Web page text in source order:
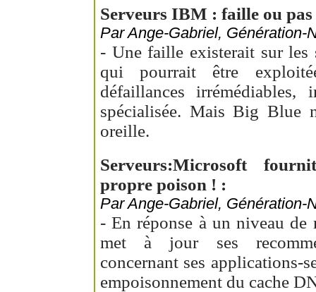
Serveurs IBM : faille ou
Par Ange-Gabriel, Génération-
- Une faille existerait sur les
qui pourrait être
défaillances irrémédiables,
spécialisée. Mais Big Blue
oreille.
Serveurs:Microsoft
propre poison ! :
Par Ange-Gabriel, Génération-
- En réponse à un niveau de
met à jour ses
concernant ses applications-
empoisonnement du cache